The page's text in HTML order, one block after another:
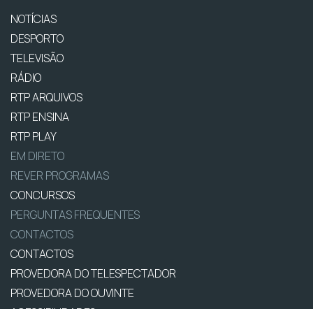
NOTÍCIAS
DESPORTO
TELEVISÃO
RÁDIO
RTP ARQUIVOS
RTP ENSINA
RTP PLAY
EM DIRETO
REVER PROGRAMAS
CONCURSOS
PERGUNTAS FREQUENTES
CONTACTOS
CONTACTOS
PROVEDORA DO TELESPECTADOR
PROVEDORA DO OUVINTE